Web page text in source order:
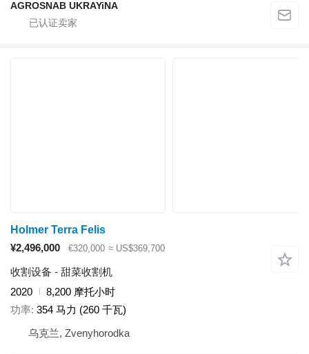
AGROSNAB UKRAYiNA
Holmer Terra Felis
¥2,496,000
€320,000 ≈ US$369,700
收割设备 - 甜菜收割机
2020
8,200 摩托小时
功率 354 马力 (260 千瓦)
乌克兰, Zvenyhorodka